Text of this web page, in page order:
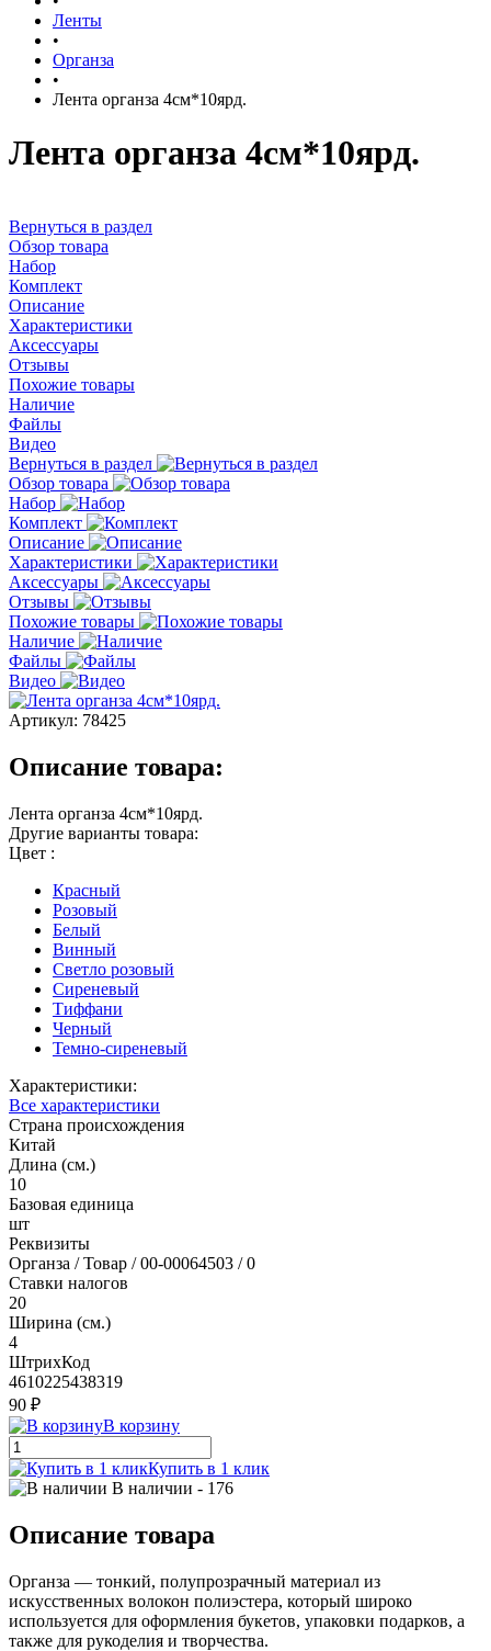
Ленты
•
Органза
•
Лента органза 4см*10ярд.
Лента органза 4см*10ярд.
Вернуться в раздел
Обзор товара
Набор
Комплект
Описание
Характеристики
Аксессуары
Отзывы
Похожие товары
Наличие
Файлы
Видео
Вернуться в раздел
Обзор товара
Набор
Комплект
Описание
Характеристики
Аксессуары
Отзывы
Похожие товары
Наличие
Файлы
Видео
Артикул: 78425
Описание товара:
Лента органза 4см*10ярд.
Другие варианты товара:
Цвет :
Красный
Розовый
Белый
Винный
Светло розовый
Сиреневый
Тиффани
Черный
Темно-сиреневый
Характеристики:
Все характеристики
Страна происхождения
Китай
Длина (см.)
10
Базовая единица
шт
Реквизиты
Органза / Товар / 00-00064503 / 0
Ставки налогов
20
Ширина (см.)
4
ШтрихКод
4610225438319
90 ₽
В корзину
Купить в 1 клик
В наличии - 176
Описание товара
Органза — тонкий, полупрозрачный материал из
искусственных волокон полиэстера, который широко
используется для оформления букетов, упаковки подарков, а
также для рукоделия и творчества.